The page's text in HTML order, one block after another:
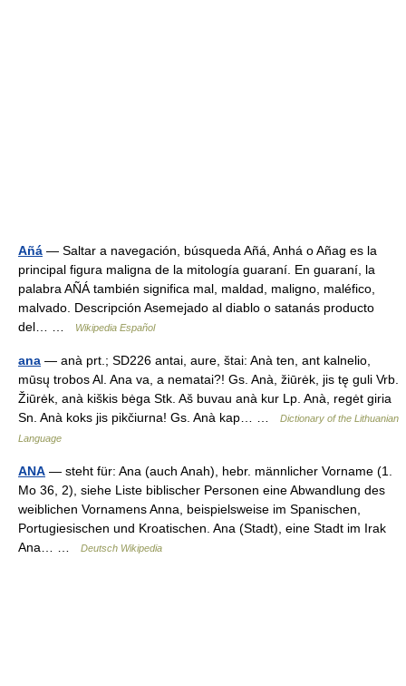
Añá — Saltar a navegación, búsqueda Añá, Anhá o Añag es la
principal figura maligna de la mitología guaraní. En guaraní, la
palabra AÑÁ también significa mal, maldad, maligno, maléfico,
malvado. Descripción Asemejado al diablo o satanás producto
del… …
Wikipedia Español
ana — anà prt.; SD226 antai, aure, štai: Anà ten, ant kalnelio,
mūsų trobos Al. Ana va, a nematai?! Gs. Anà, žiūrėk, jis tę guli Vrb.
Žiūrėk, anà kiškis bėga Stk. Aš buvau anà kur Lp. Anà, regėt giria
Sn. Anà koks jis pikčiurna! Gs. Anà kap… …
Dictionary of the Lithuanian
Language
ANA — steht für: Ana (auch Anah), hebr. männlicher Vorname (1.
Mo 36, 2), siehe Liste biblischer Personen eine Abwandlung des
weiblichen Vornamens Anna, beispielsweise im Spanischen,
Portugiesischen und Kroatischen. Ana (Stadt), eine Stadt im Irak
Ana… …
Deutsch Wikipedia